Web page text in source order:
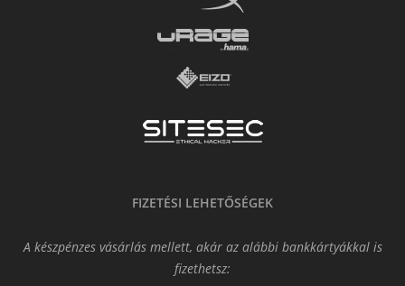
FIZETÉSI LEHETŐSÉGEK
A készpénzes vásárlás mellett, akár az alábbi bankkártyákkal is
fizethetsz: